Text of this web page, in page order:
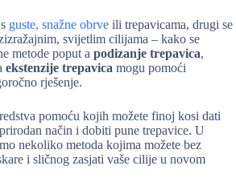
guste, snažne obrve ili trepavicama, drugi se
svijetlim cilijama – kako se
metode poput a podizanje trepavica,
ekstenzije trepavica mogu pomoći
rješenje.
pomoću kojih možete finoj kosi dati
način i dobiti pune trepavice. U
nekoliko metoda kojima možete bez
i sličnog zasjati vaše cilije u novom